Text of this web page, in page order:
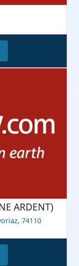
ARDENT)
74110